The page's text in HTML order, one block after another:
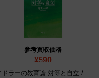
参考買取価格
¥590
ドラーの教育論 対等と自立 /